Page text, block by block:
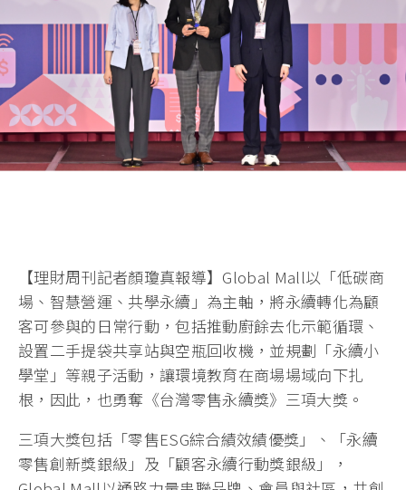
【理財周刊記者顏瓊真報導】Global Mall以「低碳商
場、智慧營運、共學永續」為主軸，將永續轉化為顧
客可參與的日常行動，包括推動廚餘去化示範循環、
設置二手提袋共享站與空瓶回收機，並規劃「永續小
學堂」等親子活動，讓環境教育在商場場域向下扎
根，因此，也勇奪《台灣零售永續獎》三項大獎。
三項大獎包括「零售ESG綜合績效績優獎」、「永續
零售創新獎銀級」及「顧客永續行動獎銀級」，